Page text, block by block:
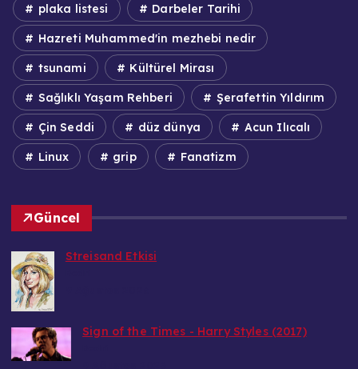
plaka listesi Darbeler Tarihi
Hazreti Muhammed'in mezhebi nedir
tsunami Kültürel Mirası
Sağlıklı Yaşam Rehberi Şerafettin Yıldırım
Çin Seddi düz dünya Acun Ilıcalı
Linux grip Fanatizm
Güncel
Streisand Etkisi
Sign of the Times - Harry Styles (2017)